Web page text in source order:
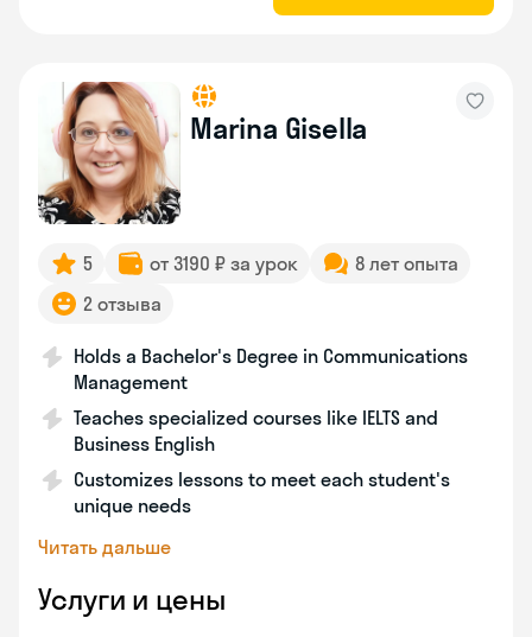
Marina Gisella
5 от 3190 ₽ за урок
8 лет опыта
2 отзыва
Holds a Bachelor's Degree in Communications
Management
Teaches specialized courses like IELTS and
Business English
Customizes lessons to meet each student's
unique needs
Читать дальше
Услуги и цены